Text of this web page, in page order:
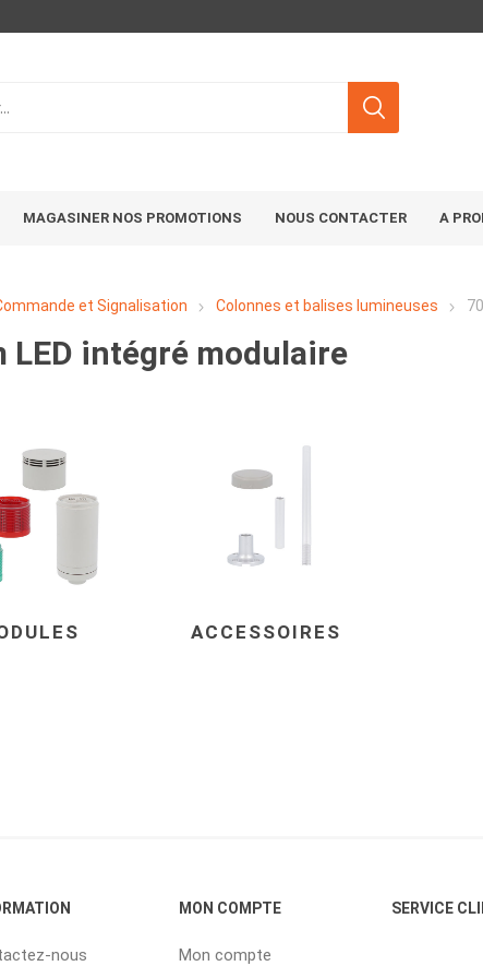
MAGASINER NOS PROMOTIONS NOUS CONTACTER A
et Signalisation Colonnes et balises lumineuses
LED intégré modulaire
ACCESSOIRES
nous
MON COMPTE
Mon compte
SERVICE